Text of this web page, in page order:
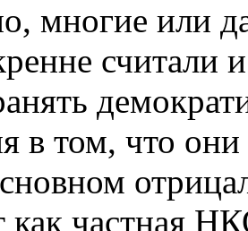
многие или
считали
в том, что они
как частная